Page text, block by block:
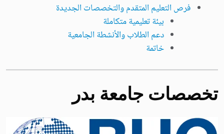
فرص التعليم المتقدم والتخصصات الجديدة
بيئة تعليمية متكاملة
دعم الطلاب والأنشطة الجامعية
خاتمة
تخصصات جامعة بدر